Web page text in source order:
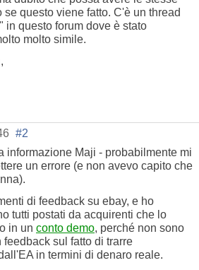
questo viene fatto. C'è un thread
in questo forum dove è stato
molto simile.
#2
informazione Maji - probabilmente mi
un errore (e non avevo capito che
di feedback su ebay, e ho
tutti postati da acquirenti che lo
in un conto demo, perché non sono
sul fatto di trarre
in termini di denaro reale.